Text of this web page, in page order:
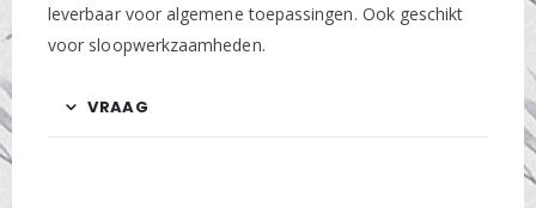
leverbaar voor algemene toepassingen. Ook geschikt
voor sloopwerkzaamheden.
VRAAG